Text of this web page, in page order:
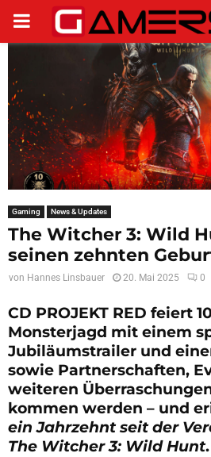
PRIMARY
MENU
Gaming News & Updates
The Witcher 3: Wild
seinen zehnten
von Hannes Linsbauer 20. Mai 2025 0
CD PROJEKT RED feiert
Monsterjagd mit einem
Jubiläumstrailer und
sowie Partnerschaften,
weiteren
kommen werden – und
ein Jahrzehnt seit der
The Witcher 3: Wild Hunt.